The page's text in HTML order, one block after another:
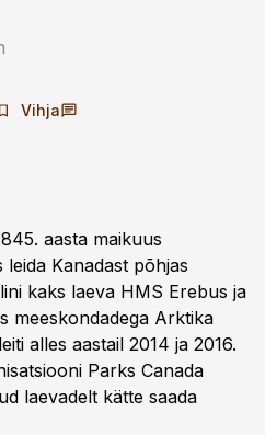
Vihja
aasta maikuus
Kanadast põhjas
kaks laeva HMS Erebus ja
meeskondadega Arktika
alles aastail 2014 ja 2016.
Parks Canada
laevadelt kätte saada